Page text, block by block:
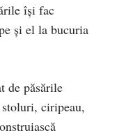
îşi fac
şi el la bucuria
de păsările
ciripeau,